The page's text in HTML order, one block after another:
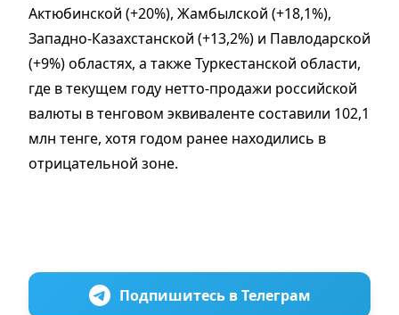
Актюбинской (+20%), Жамбылской (+18,1%),
Западно-Казахстанской (+13,2%) и Павлодарской
(+9%) областях, а также Туркестанской области,
где в текущем году нетто-продажи российской
валюты в тенговом эквиваленте составили 102,1
млн тенге, хотя годом ранее находились в
отрицательной зоне.
Подпишитесь в Телеграм